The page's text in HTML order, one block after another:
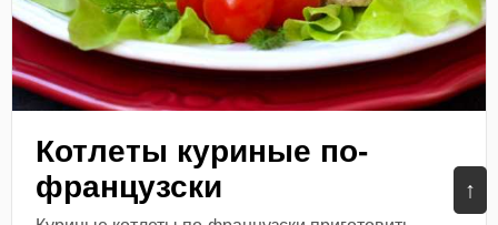
↑
Котлеты куриные по-
французски